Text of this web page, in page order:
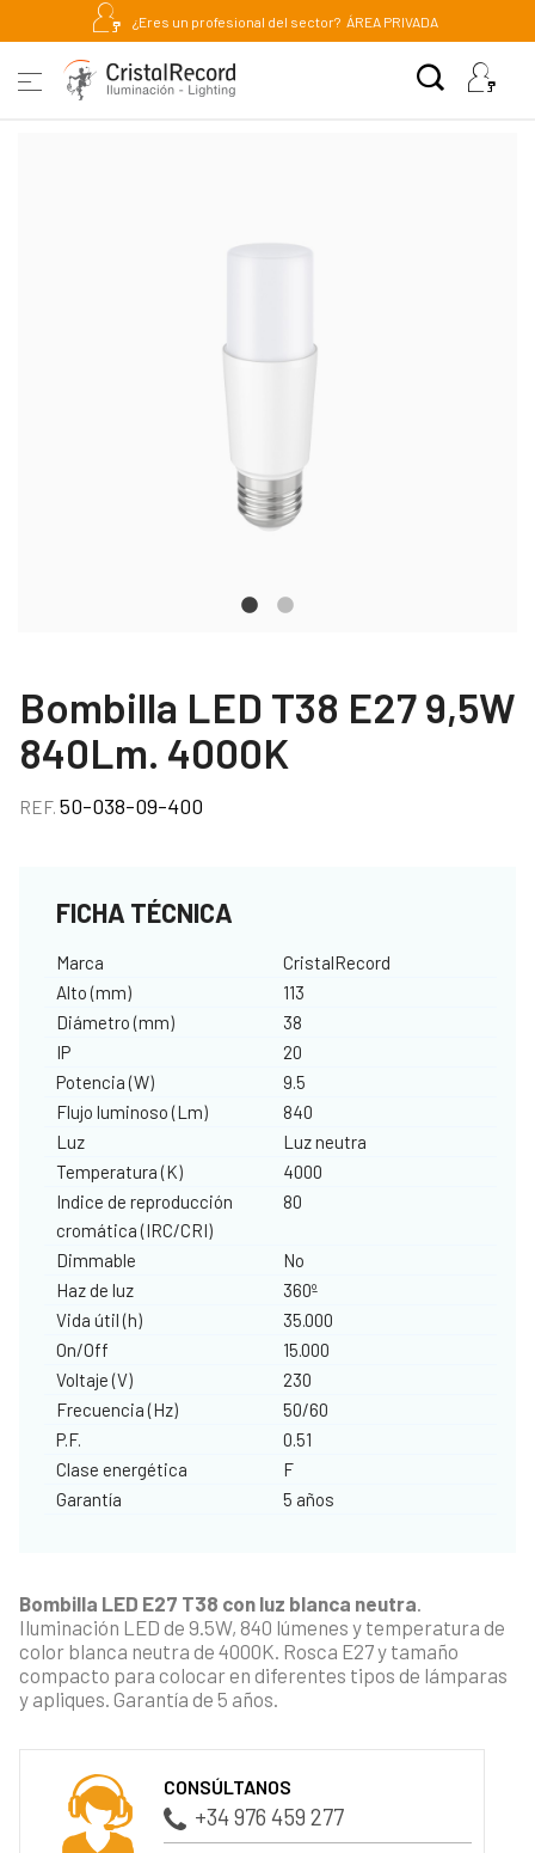
¿Eres un profesional del sector? ÁREA PRIVADA
Bombilla LED T38 E27 9,5W
840Lm. 4000K
REF. 50-038-09-400
FICHA TÉCNICA
Marca
CristalRecord
Alto (mm)
113
Diámetro (mm)
38
IP
20
Potencia (W)
9.5
Flujo luminoso (Lm)
840
Luz
Luz neutra
Temperatura (K)
4000
Indice de reproducción
cromática (IRC/CRI)
80
Dimmable
No
Haz de luz
360º
Vida útil (h)
35.000
On/Off
15.000
Voltaje (V)
230
Frecuencia (Hz)
50/60
P.F.
0.51
Clase energética
F
Garantía
5 años
Bombilla LED E27 T38 con luz blanca neutra
Iluminación LED de 9.5W, 840 lúmenes y temperatura de
color blanca neutra de 4000K. Rosca E27 y tamaño
compacto para colocar en diferentes tipos de lámparas
y apliques. Garantía de 5 años.
CONSÚLTANOS
+34 976 459 277